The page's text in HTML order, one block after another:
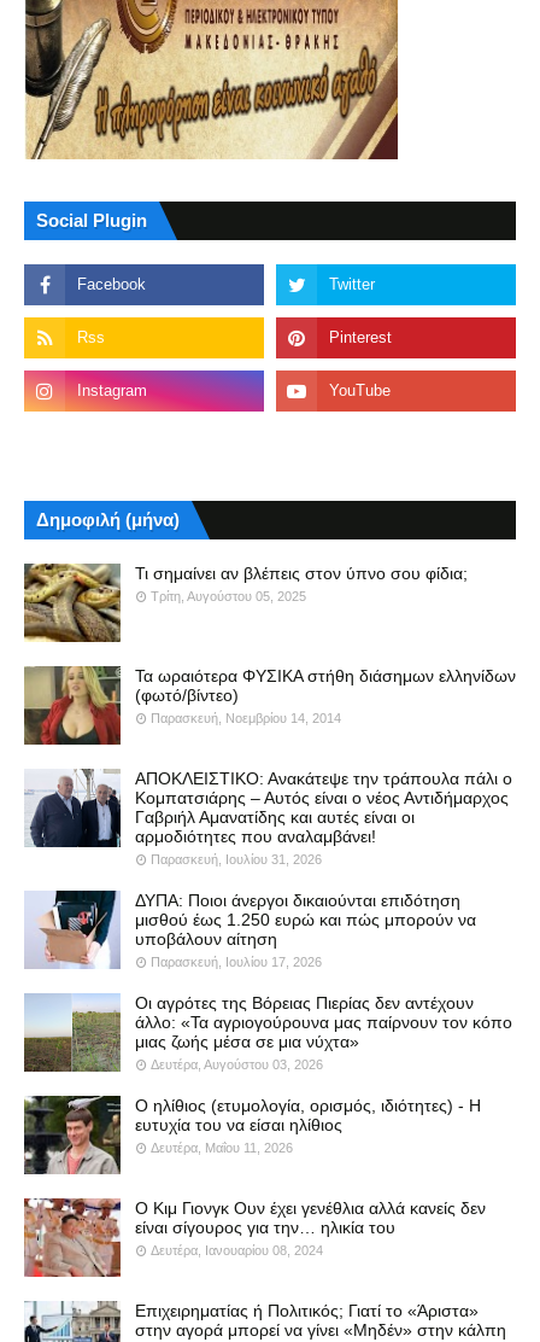
Social Plugin
Δημοφιλή (μήνα)
Τι σημαίνει αν βλέπεις στον ύπνο σου φίδια;
Τρίτη, Αυγούστου 05, 2025
Τα ωραιότερα ΦΥΣΙΚΑ στήθη διάσημων ελληνίδων
(φωτό/βίντεο)
Παρασκευή, Νοεμβρίου 14, 2014
ΑΠΟΚΛΕΙΣΤΙΚΟ: Ανακάτεψε την τράπουλα πάλι ο
Κομπατσιάρης – Αυτός είναι ο νέος Αντιδήμαρχος
Γαβριήλ Αμανατίδης και αυτές είναι οι
αρμοδιότητες που αναλαμβάνει!
Παρασκευή, Ιουλίου 31, 2026
ΔΥΠΑ: Ποιοι άνεργοι δικαιούνται επιδότηση
μισθού έως 1.250 ευρώ και πώς μπορούν να
υποβάλουν αίτηση
Παρασκευή, Ιουλίου 17, 2026
Οι αγρότες της Βόρειας Πιερίας δεν αντέχουν
άλλο: «Τα αγριογούρουνα μας παίρνουν τον κόπο
μιας ζωής μέσα σε μια νύχτα»
Δευτέρα, Αυγούστου 03, 2026
Ο ηλίθιος (ετυμολογία, ορισμός, ιδιότητες) - Η
ευτυχία του να είσαι ηλίθιος
Δευτέρα, Μαΐου 11, 2026
Ο Κιμ Γιονγκ Ουν έχει γενέθλια αλλά κανείς δεν
είναι σίγουρος για την… ηλικία του
Δευτέρα, Ιανουαρίου 08, 2024
Επιχειρηματίας ή Πολιτικός; Γιατί το «Άριστα»
στην αγορά μπορεί να γίνει «Μηδέν» στην κάλπη